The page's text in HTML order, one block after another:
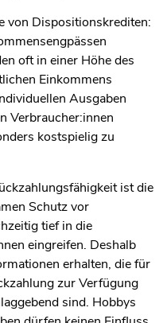
von Dispositionskrediten:
oft in einer Höhe des
Einkommens
Ausgaben
Verbraucher:innen
kostspielig zu
ist die
Schutz vor
tief in die
eingreifen. Deshalb
erhalten, die für
zur Verfügung
sind. Hobbys